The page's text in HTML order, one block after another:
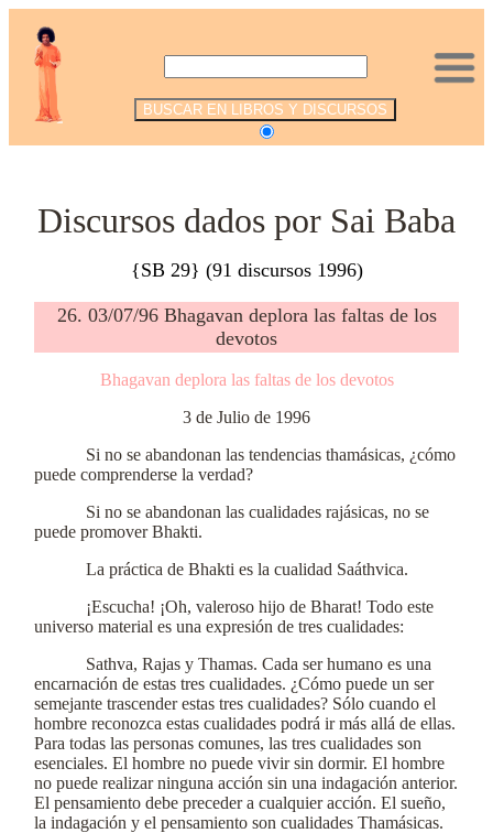
Discursos dados por Sai Baba
{SB 29} (91 discursos 1996)
26. 03/07/96 Bhagavan deplora las faltas de los
devotos
Bhagavan deplora las faltas de los devotos
3 de Julio de 1996
Si no se abandonan las tendencias thamásicas, ¿cómo
puede comprenderse la verdad?
Si no se abandonan las cualidades rajásicas, no se
puede promover Bhakti.
La práctica de Bhakti es la cualidad Saáthvica.
¡Escucha! ¡Oh, valeroso hijo de Bharat! Todo este
universo material es una expresión de tres cualidades:
Sathva, Rajas y Thamas. Cada ser humano es una
encarnación de estas tres cualidades. ¿Cómo puede un ser
semejante trascender estas tres cualidades? Sólo cuando el
hombre reconozca estas cualidades podrá ir más allá de ellas.
Para todas las personas comunes, las tres cualidades son
esenciales. El hombre no puede vivir sin dormir. El hombre
no puede realizar ninguna acción sin una indagación anterior.
El pensamiento debe preceder a cualquier acción. El sueño,
la indagación y el pensamiento son cualidades Thamásicas.